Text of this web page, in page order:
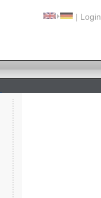
| Login